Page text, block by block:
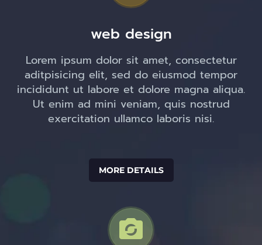
web design
Lorem ipsum dolor sit amet, consectetur
aditpisicing elit, sed do eiusmod tempor
incididunt ut labore et dolore magna aliqua.
Ut enim ad mini veniam, quis nostrud
exercitation ullamco laboris nisi.
MORE DETAILS

